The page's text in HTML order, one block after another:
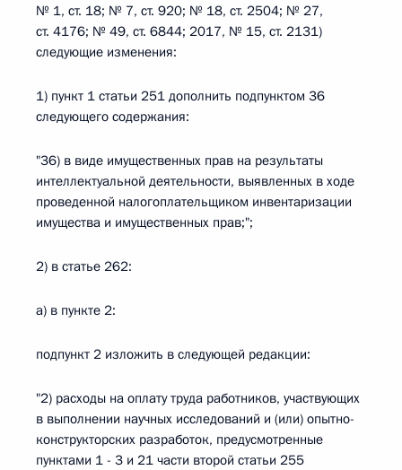
№ 1, ст. 18; № 7, ст. 920; № 18, ст. 2504; № 27,
ст. 4176; № 49, ст. 6844; 2017, № 15, ст. 2131)
следующие изменения:
1) пункт 1 статьи 251 дополнить подпунктом 36
следующего содержания:
"36) в виде имущественных прав на результаты
интеллектуальной деятельности, выявленных в ходе
проведенной налогоплательщиком инвентаризации
имущества и имущественных прав;";
2) в статье 262:
а) в пункте 2:
подпункт 2 изложить в следующей редакции:
"2) расходы на оплату труда работников, участвующих
в выполнении научных исследований и (или) опытно-
конструкторских разработок, предусмотренные
пунктами 1 - 3 и 21 части второй статьи 255